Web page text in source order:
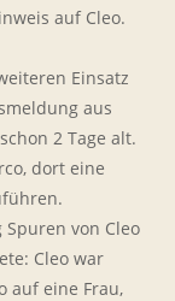
auf Cleo.
Einsatz
aus
2 Tage alt.
dort eine
von Cleo
Cleo war
auf eine Frau,